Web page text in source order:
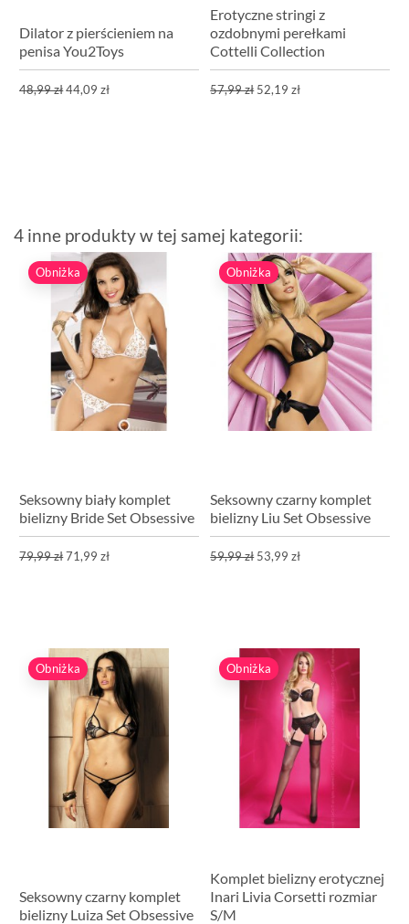
Dilator z pierścieniem na
penisa You2Toys
48,99 zł44,09 zł
Erotyczne stringi z
ozdobnymi perełkami
Cottelli Collection
57,99 zł 52,19 zł
4 inne produkty w tej samej kategorii:
Obniżka
Seksowny biały komplet
bielizny Bride Set Obsessive
79,99 zł71,99 zł
Obniżka
Seksowny czarny komplet
bielizny Liu Set Obsessive
59,99 zł 53,99 zł
Obniżka
Seksowny czarny komplet
bielizny Luiza Set Obsessive
Obniżka
Komplet bielizny erotycznej
Inari Livia Corsetti rozmiar
S/M